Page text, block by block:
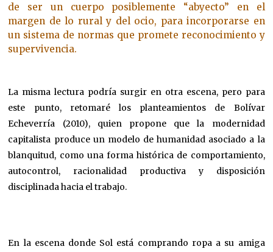
de ser un cuerpo posiblemente “abyecto” en el
margen de lo rural y del ocio, para incorporarse en
un sistema de normas que promete reconocimiento y
supervivencia.
La misma lectura podría surgir en otra escena, pero para
este punto, retomaré los planteamientos de Bolívar
Echeverría (2010), quien propone que la modernidad
capitalista produce un modelo de humanidad asociado a la
blanquitud, como una forma histórica de comportamiento,
autocontrol, racionalidad productiva y disposición
disciplinada hacia el trabajo.
En la escena donde Sol está comprando ropa a su amiga